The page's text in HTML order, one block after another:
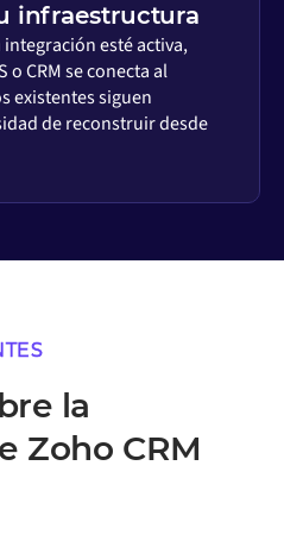
infraestructura
esté activa,
o CRM se conecta al
existentes siguen
de reconstruir desde
la
Zoho CRM